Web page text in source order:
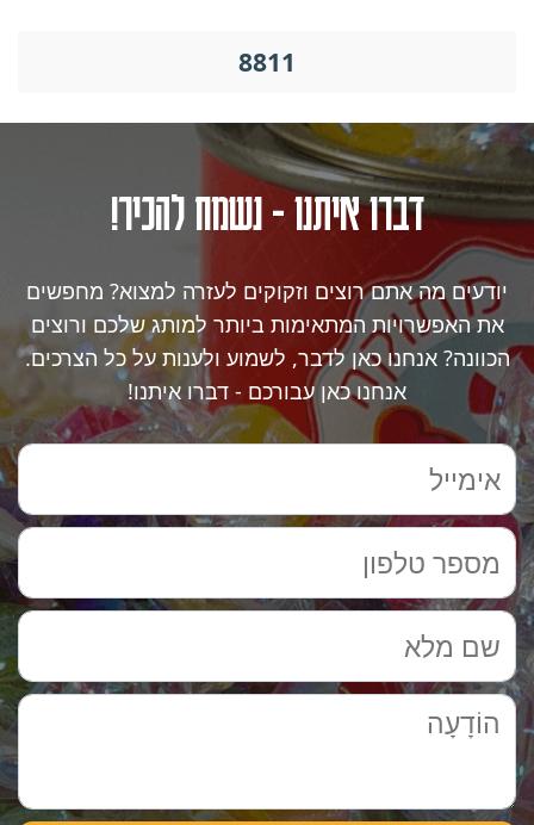
8811
דברו איתנו - נשמח להכיר!
יודעים מה אתם רוצים וזקוקים לעזרה למצוא? מחפשים
את האפשרויות המתאימות ביותר למותג שלכם ורוצים
הכוונה? אנחנו כאן לדבר, לשמוע ולענות על כל הצרכים.
אנחנו כאן עבורכם - דברו איתנו!